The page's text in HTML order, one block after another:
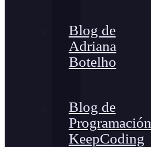
Blog de
Adriana
Botelho
Blog de
Programación
KeepCoding